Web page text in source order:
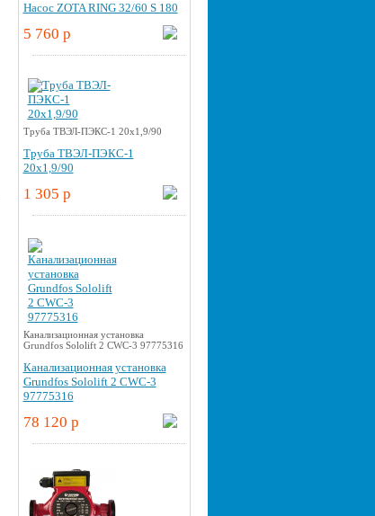
Насос ZOTA RING 32/60 S 180
5 760 p
Труба ТВЭЛ-ПЭКС-1 20x1,9/90
Труба ТВЭЛ-ПЭКС-1
20x1,9/90
1 305 p
Канализационная установка
Grundfos Sololift 2 CWC-3 97775316
Канализационная установка
Grundfos Sololift 2 CWC-3
97775316
78 120 p